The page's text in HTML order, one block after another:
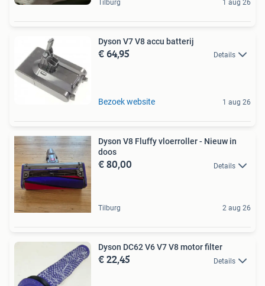
Tilburg 1 aug 26
Dyson V7 V8 accu batterij
€ 64,95 Details
Bezoek website 1 aug 26
Dyson V8 Fluffy vloerroller - Nieuw in
doos
€ 80,00 Details
Tilburg 2 aug 26
Dyson DC62 V6 V7 V8 motor filter
€ 22,45 Details